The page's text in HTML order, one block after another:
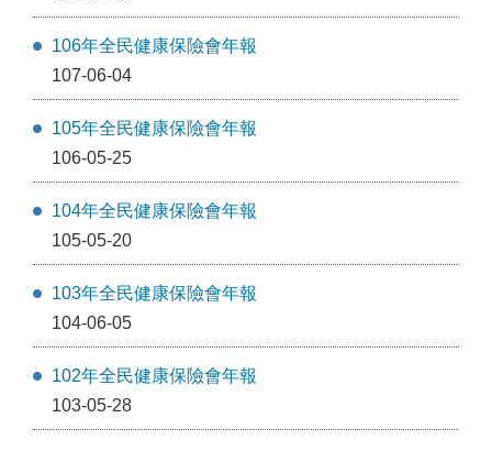
106年全民健康保險會年報
107-06-04
105年全民健康保險會年報
106-05-25
104年全民健康保險會年報
105-05-20
103年全民健康保險會年報
104-06-05
102年全民健康保險會年報
103-05-28